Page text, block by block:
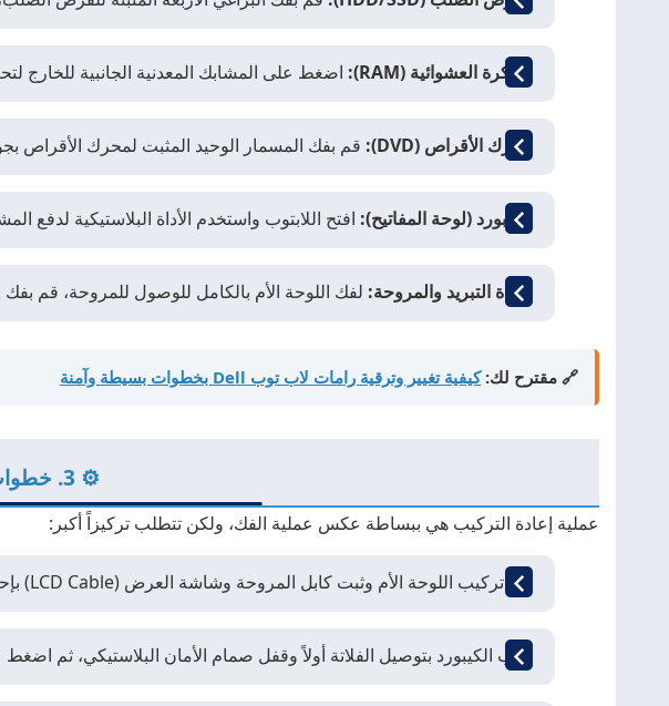
الذاكرة العشوائية (RAM): اضغط على المشابك المعدنية الجانبية للخارج
محرك الأقراص (DVD): قم بفك المسمار الوحيد المثبت لمحرك الأقراص
الكيبورد (لوحة المفاتيح): افتح اللابتوب واستخدم الأداة البلاستيكية لدفع
وحدة التبريد والمروحة: لفك اللوحة الأم بالكامل للوصول للمروحة، قم بفك
🔗 مقترح لك:كيفية تغيير وترقية رامات لاب توب Dell بخطوات بسيطة وآمنة
⚙️ 3. خطوات التجميع (Reassembly)
عملية إعادة التركيب هي ببساطة عكس عملية الفك، ولكن تتطلب تركيزاً أكبر:
أعد تركيب اللوحة الأم وثبت كابل المروحة وشاشة العرض (LCD Cable) بإحكام في مكانهما.
ركب الكيبورد بتوصيل الفلاتة أولاً وقفل صمام الأمان البلاستيكي، ثم